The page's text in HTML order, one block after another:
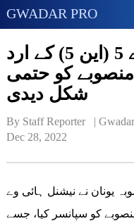
GWADAR PRO
چین نے نیشنل ہائی وے 5 (این 5) کے ارد
کو حتمی
شکل دیدی
By Staff Reporter   |
Dec 28, 2022
یونان نے نیشنل ہائی وے
منصوبے کو سپانسر کیا، جسے